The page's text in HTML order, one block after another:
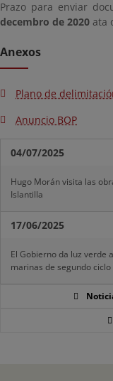
Prazo para enviar
decembro de 2020 ata
Anexos
Plano de
Anuncio BOP
04/07/2025
Hugo Morán visita las
Islantilla
17/06/2025
El Gobierno da luz verde
marinas de segundo ciclo